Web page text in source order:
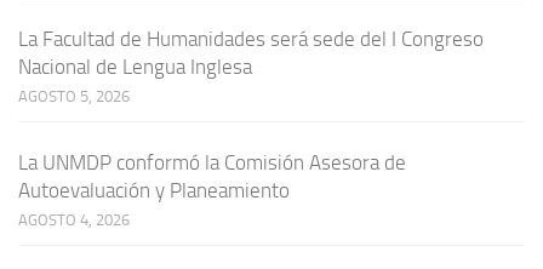
La Facultad de Humanidades será sede del I Congreso
Nacional de Lengua Inglesa
AGOSTO 5, 2026
La UNMDP conformó la Comisión Asesora de
Autoevaluación y Planeamiento
AGOSTO 4, 2026